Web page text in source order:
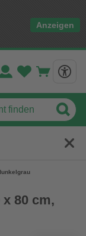
Anzeigen
80 cm,